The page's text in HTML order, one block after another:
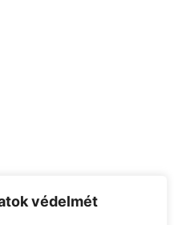
védelmét